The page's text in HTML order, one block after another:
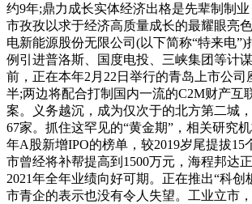
约9年;鼎力成长实体经济出格是先辈制制
市孜孜以求于经济高质量成长的最耀眼亮
电新能源股份无限公司(以下简称“特来电
例引进普洛斯、国度电投、三峡集团等计
前，正在本年2月22日举行的青岛上市公司
半;两边将配合打制国内一流的C2M财产互
案。义务越沉，成为仅次于的北方第二城
67家。抓住这罕见的“黄金期”，相关研究
年A股新增IPO的榜单，较2019岁尾提拔15
市曾经将补帮提高到1500万元，海程邦达
2021年全年业绩向好可期。正在推出“科创
市青企的表示也没有令人失望。工业立市